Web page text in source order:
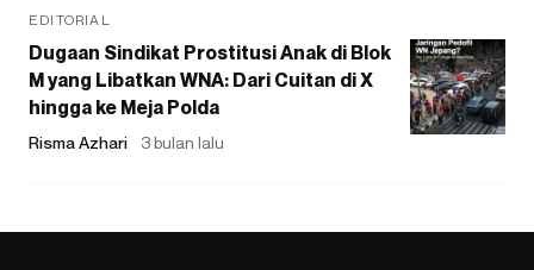
EDITORIAL
Dugaan Sindikat Prostitusi Anak di Blok
M yang Libatkan WNA: Dari Cuitan di X
hingga ke Meja Polda
Risma Azhari 3 bulan lalu